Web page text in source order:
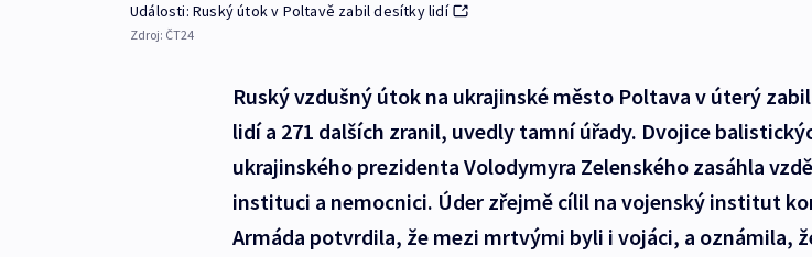
Události: Ruský útok v Poltavě zabil desítky lidí
Zdroj: ČT24
Ruský vzdušný útok na ukrajinské město Poltava v úterý
lidí a 271 dalších zranil, uvedly tamní úřady. Dvojice
ukrajinského prezidenta Volodymyra Zelenského zasáhla
instituci a nemocnici. Úder zřejmě cílil na vojenský institut
Armáda potvrdila, že mezi mrtvými byli i vojáci, a oznámila,